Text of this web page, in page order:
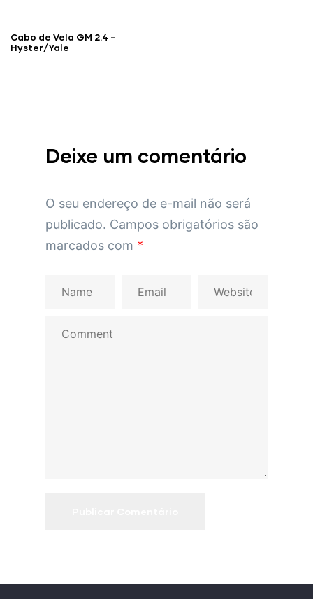
Cabo de Vela GM 2.4 –
Hyster/Yale
Deixe um comentário
O seu endereço de e-mail não será
publicado. Campos obrigatórios são
marcados com *